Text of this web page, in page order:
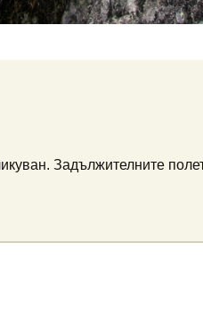
Задължителните